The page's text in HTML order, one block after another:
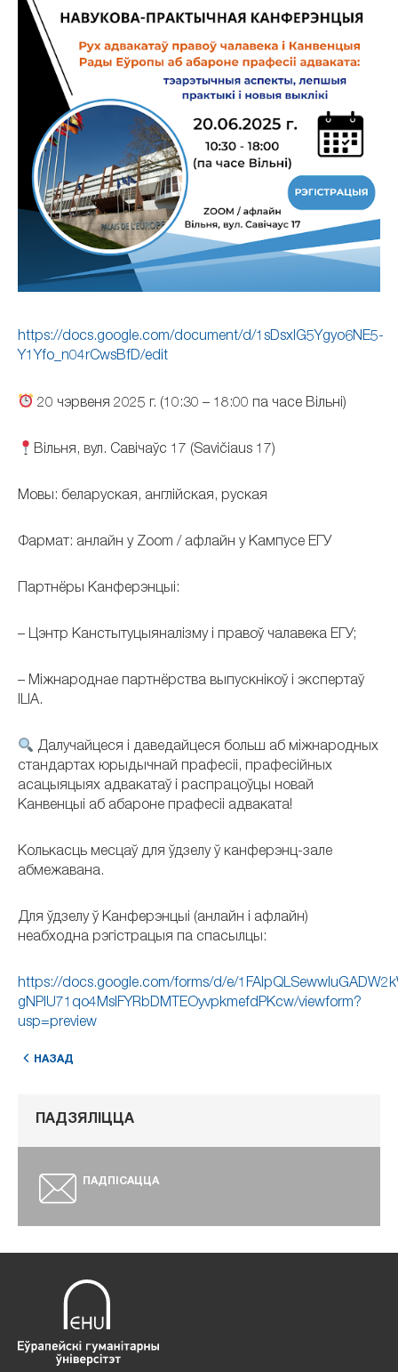
https://docs.google.com/document/d/1sDsxlG5Ygyo6NE5-
Y1Yfo_n04rCwsBfD/edit
20 чэрвеня 2025 г. (10:30 – 18:00 па часе Вільні)
Вільня, вул. Савічаўс 17 (Savičiaus 17)
Мовы: беларуская, англійская, руская
Фармат: анлайн у Zoom / афлайн у Кампусе ЕГУ
Партнёры Канферэнцыі:
– Цэнтр Канстытуцыяналізму і правоў чалавека ЕГУ;
– Міжнароднае партнёрства выпускнікоў і экспертаў
ILIA.
Далучайцеся і даведайцеся больш аб міжнародных
стандартах юрыдычнай прафесіі, прафесійных
асацыяцыях адвакатаў і распрацоўцы новай
Канвенцыі аб абароне прафесіі адваката!
Колькасць месцаў для ўдзелу ў канферэнц-зале
абмежавана.
Для ўдзелу ў Канферэнцыі (анлайн і афлайн)
неабходна рэгістрацыя па спасылцы:
https://docs.google.com/forms/d/e/
gNPlU71qo4MslFYRbDMTEOyvpkmefdPKcw/viewform?
usp=preview
НАЗАД
ПАДЗЯЛІЦЦА
ПАДПІСАЦЦА